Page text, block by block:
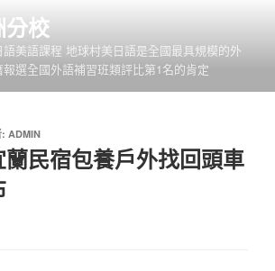
分校
美語課程 地球村美日語是全國最具規模的外
選全國外語補習班類評比第1名的肯定
ADMIN
民宿包養戶外找回頭車